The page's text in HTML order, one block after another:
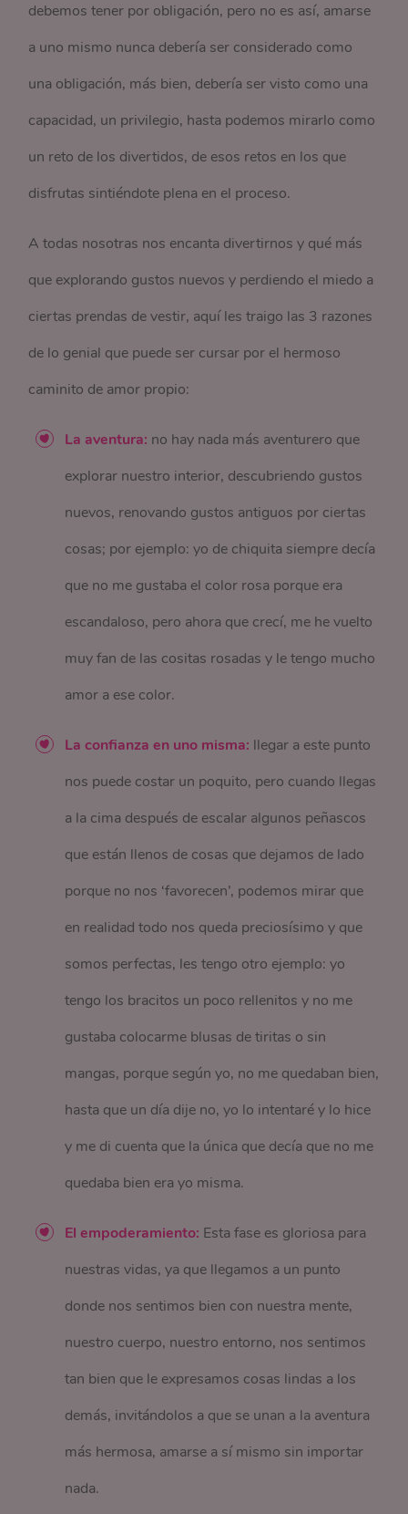
debemos tener por obligación, pero no es así, amarse
a uno mismo nunca debería ser considerado como
una obligación, más bien, debería ser visto como una
capacidad, un privilegio, hasta podemos mirarlo como
un reto de los divertidos, de esos retos en los que
disfrutas sintiéndote plena en el proceso.
A todas nosotras nos encanta divertirnos y qué más
que explorando gustos nuevos y perdiendo el miedo a
ciertas prendas de vestir, aquí les traigo las 3 razones
de lo genial que puede ser cursar por el hermoso
caminito de amor propio:
La aventura: no hay nada más aventurero que
explorar nuestro interior, descubriendo gustos
nuevos, renovando gustos antiguos por ciertas
cosas; por ejemplo: yo de chiquita siempre decía
que no me gustaba el color rosa porque era
escandaloso, pero ahora que crecí, me he vuelto
muy fan de las cositas rosadas y le tengo mucho
amor a ese color.
La confianza en uno misma: llegar a este punto
nos puede costar un poquito, pero cuando llegas
a la cima después de escalar algunos peñascos
que están llenos de cosas que dejamos de lado
porque no nos ‘favorecen’, podemos mirar que
en realidad todo nos queda preciosísimo y que
somos perfectas, les tengo otro ejemplo: yo
tengo los bracitos un poco rellenitos y no me
gustaba colocarme blusas de tiritas o sin
mangas, porque según yo, no me quedaban bien,
hasta que un día dije no, yo lo intentaré y lo hice
y me di cuenta que la única que decía que no me
quedaba bien era yo misma.
El empoderamiento: Esta fase es gloriosa para
nuestras vidas, ya que llegamos a un punto
donde nos sentimos bien con nuestra mente,
nuestro cuerpo, nuestro entorno, nos sentimos
tan bien que le expresamos cosas lindas a los
demás, invitándolos a que se unan a la aventura
más hermosa, amarse a sí mismo sin importar
nada.